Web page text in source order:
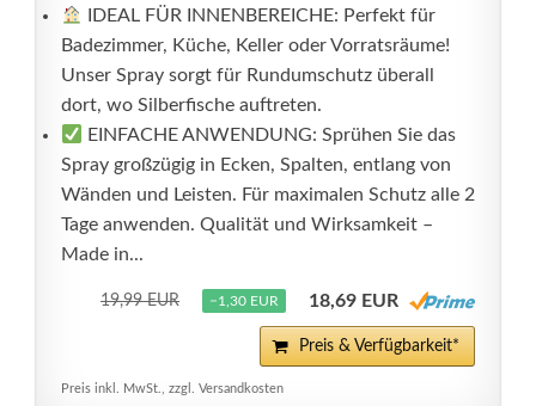
IDEAL FÜR INNENBEREICHE: Perfekt für
Badezimmer, Küche, Keller oder Vorratsräume!
Unser Spray sorgt für Rundumschutz überall
dort, wo Silberfische auftreten.
EINFACHE ANWENDUNG: Sprühen Sie das
Spray großzügig in Ecken, Spalten, entlang von
Wänden und Leisten. Für maximalen Schutz alle 2
Tage anwenden. Qualität und Wirksamkeit –
Made in...
19,99 EUR −1,30 EUR 18,69 EUR
Preis & Verfügbarkeit*
Preis inkl. MwSt., zzgl. Versandkosten